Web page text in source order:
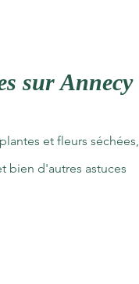
sur Annecy
et fleurs séchées,
bien d'autres astuces